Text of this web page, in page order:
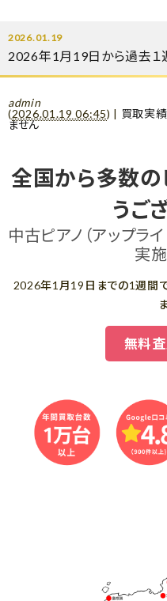
2026.01.19
2026年1月19日から過去１
admin
(2026.01.19 06:45) | 買取実績
ません
全国から多数の
うご
中古ピアノ（アップラ
実施
2026年1月19日までの1週間
無料